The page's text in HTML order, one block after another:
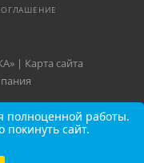
| Карта сайта
полноценной работы.
сайт.